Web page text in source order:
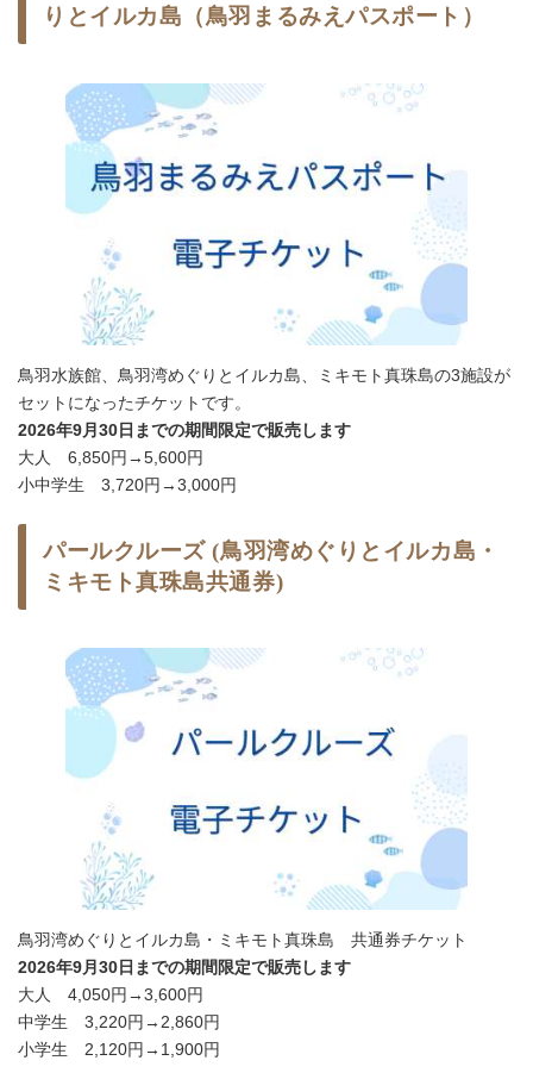
りとイルカ島（鳥羽まるみえパスポート）
鳥羽水族館、鳥羽湾めぐりとイルカ島、ミキモト真珠島の3施設が
セットになったチケットです。
2026年9月30日までの期間限定で販売します
大人 6,850円→5,600円
小中学生 3,720円→3,000円
パールクルーズ (鳥羽湾めぐりとイルカ島・
ミキモト真珠島共通券)
鳥羽湾めぐりとイルカ島・ミキモト真珠島 共通券チケット
2026年9月30日までの期間限定で販売します
大人 4,050円→3,600円
中学生 3,220円→2,860円
小学生 2,120円→1,900円